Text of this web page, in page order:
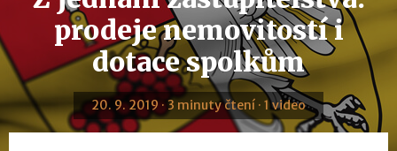
prodeje nemovitostí i
dotace spolkům
20. 9. 2019 · 3 minuty čtení · 1 video